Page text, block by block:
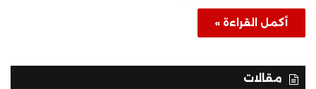
أكمل القراءة »
مقالات